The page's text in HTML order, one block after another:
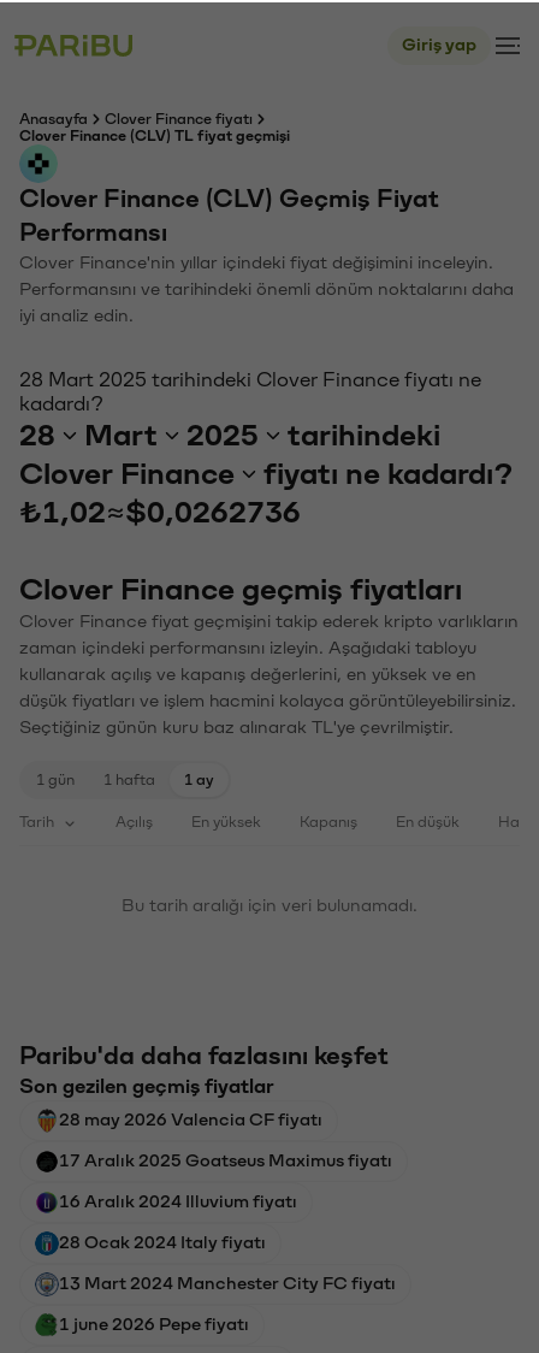
Giriş yap
Anasayfa
Clover Finance fiyatı
Clover Finance (CLV) TL fiyat geçmişi
Clover Finance (CLV) Geçmiş Fiyat
Performansı
Clover Finance'nin yıllar içindeki fiyat değişimini inceleyin.
Performansını ve tarihindeki önemli dönüm noktalarını daha
iyi analiz edin.
28 Mart 2025 tarihindeki Clover Finance fiyatı ne
kadardı?
28 Mart 2025
tarihindeki
Clover Finance
fiyatı ne kadardı?
₺1,02≈$0,0262736
Clover Finance geçmiş fiyatları
Clover Finance fiyat geçmişini takip ederek kripto varlıkların
zaman içindeki performansını izleyin. Aşağıdaki tabloyu
kullanarak açılış ve kapanış değerlerini, en yüksek ve en
düşük fiyatları ve işlem hacmini kolayca görüntüleyebilirsiniz.
Seçtiğiniz günün kuru baz alınarak TL'ye çevrilmiştir.
1 gün 1 hafta 1 ay
Tarih Açılış En yüksek Kapanış En düşük
Bu tarih aralığı için veri bulunamadı.
Paribu'da daha fazlasını keşfet
Son gezilen geçmiş fiyatlar
28 may 2026 Valencia CF fiyatı
17 Aralık 2025 Goatseus Maximus fiyatı
16 Aralık 2024 Illuvium fiyatı
28 Ocak 2024 Italy fiyatı
13 Mart 2024 Manchester City FC fiyatı
1 june 2026 Pepe fiyatı